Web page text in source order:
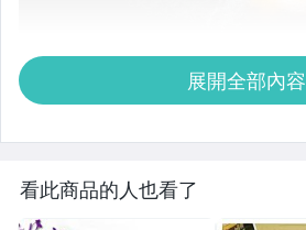
展開全部內容
看此商品的人也看了